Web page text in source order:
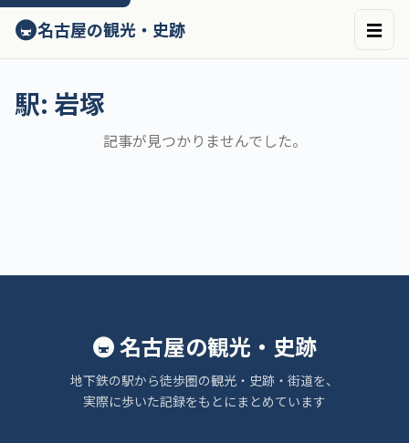
ン
テ
へ
ス
🚇名古屋の観光・史跡 ☰
駅: 岩塚
記事が見つかりませんでした。
🚇 名古屋の観光・史跡
地下鉄の駅から徒歩圏の観光・史跡・街道を、
実際に歩いた記録をもとにまとめています